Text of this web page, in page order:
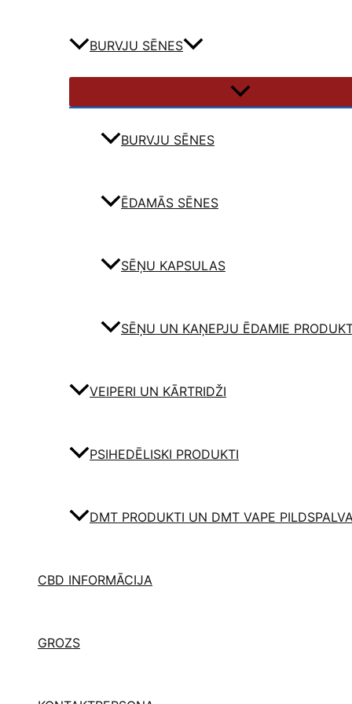
BURVJU SĒNES
BURVJU SĒNES
ĒDAMĀS SĒNES
SĒŅU KAPSULAS
SĒŅU UN KAŅEPJU ĒDAMIE
VEIPERI UN KĀRTRIDŽI
PSIHEDĒLISKI PRODUKTI
DMT PRODUKTI UN DMT VAPE
CBD INFORMĀCIJA
GROZS